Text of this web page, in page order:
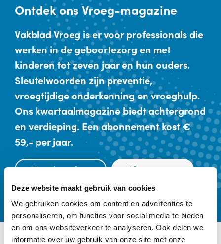
Deze website maakt gebruik van cookies
We gebruiken cookies om content en advertenties te
personaliseren, om functies voor social media te bieden
en om ons websiteverkeer te analyseren. Ook delen we
informatie over uw gebruik van onze site met onze
Ontdekons Vroeg-magazine
Vakblad Vroeg is er voor professionals die
werken in de geboortezorg en met
kinderen tot zeven jaar en hun ouders.
Sleutelwoorden zijn preventie,
vroegtijdige onderkenning en vroeghulp.
Ons kwartaalmagazine biedt achtergrond
en verdieping. Een abonnement kost €
59,- per jaar.
Kennismaken Abonneren